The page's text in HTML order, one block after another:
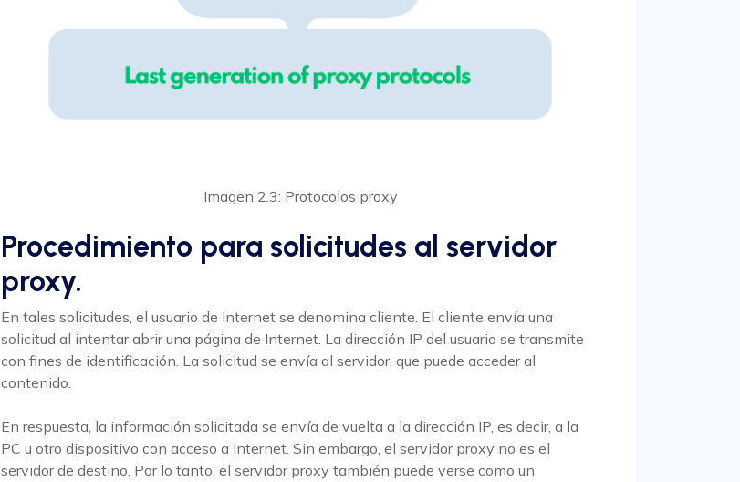
Imagen 2.3: Protocolos proxy
Procedimiento para solicitudes al servidor
proxy.
En tales solicitudes, el usuario de Internet se denomina cliente. El cliente envía una
solicitud al intentar abrir una página de Internet. La dirección IP del usuario se transmite
con fines de identificación. La solicitud se envía al servidor, que puede acceder al
contenido.
En respuesta, la información solicitada se envía de vuelta a la dirección IP, es decir, a la
PC u otro dispositivo con acceso a Internet. Sin embargo, el servidor proxy no es el
servidor de destino. Por lo tanto, el servidor proxy también puede verse como un